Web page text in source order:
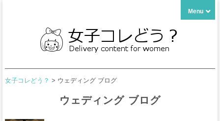
Menu
女子コレどう？ > ウェディング ブログ
ウェディング ブログ